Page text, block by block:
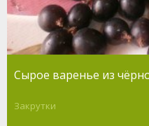
Сырое варенье из
Закрутки